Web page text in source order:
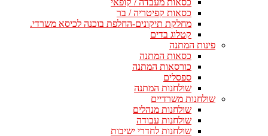
כסאות מעבדה / קופאי
כסאות קפיטריה / בר
מחלקת תיקונים-החלפת בוכנה לכיסא משרדי.
קטלוג בדים
פינות המתנה
כסאות המתנה
כורסאות המתנה
ספסלים
שולחנות המתנה
שולחנות משרדיים
שולחנות מנהלים
שולחנות עבודה
שולחנות לחדרי ישיבות